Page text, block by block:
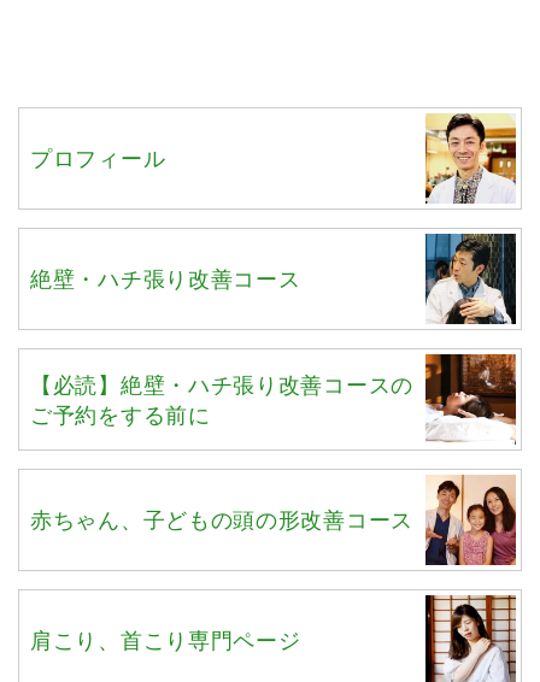
プロフィール
絶壁・ハチ張り改善コース
【必読】絶壁・ハチ張り改善コースの
ご予約をする前に
赤ちゃん、子どもの頭の形改善コース
肩こり、首こり専門ページ